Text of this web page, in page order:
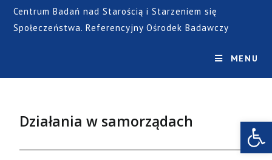
Open toolbar
Centrum Badań nad Starością i Starzeniem się
Społeczeństwa. Referencyjny Ośrodek Badawczy
MENU
Działania w samorządach